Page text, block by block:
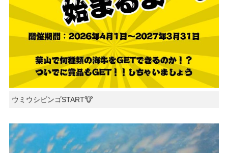
ウミウシビンゴSTART🐮